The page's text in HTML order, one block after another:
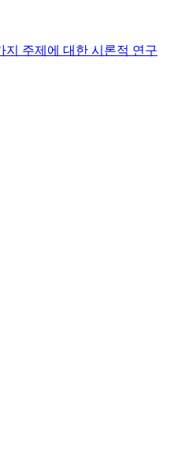
지 주제에 대한 시론적 연구